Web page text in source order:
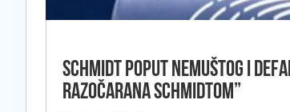
Schmidt poput nemuštog i
razočarana Schmidtom”